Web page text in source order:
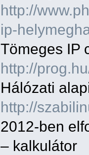
http://
ip-
Tömeges IP
http://
Hálózati
http://
2012-ben
– kalkulátor